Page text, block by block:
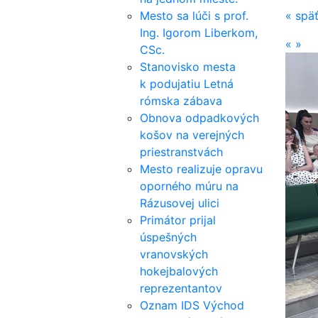
Mesto sa lúči s prof.
Ing. Igorom Liberkom,
CSc.
Stanovisko mesta
k podujatiu Letná
rómska zábava
Obnova odpadkových
košov na verejných
priestranstvách
Mesto realizuje opravu
oporného múru na
Rázusovej ulici
Primátor prijal
úspešných
vranovských
hokejbalových
reprezentantov
Oznam IDS Východ
« späť
« »